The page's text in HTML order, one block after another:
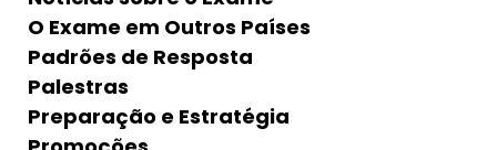
O Exame em Outros Países
Padrões de Resposta
Palestras
Preparação e Estratégia